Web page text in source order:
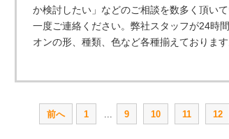
か検討したい」などのご相談を数多く頂い
一度ご連絡ください。弊社スタッフが24時
オンの形、種類、色など各種揃えておりま
前へ 1 ... 9 10 11 12